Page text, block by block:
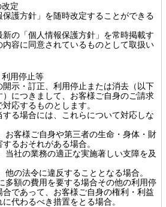
定
護方針」を随時改定することができる
の「個人情報保護方針」を常時掲載す
容に同意されているものとして取扱い
用停止等
示・訂正、利用停止または消去（以下
）につきまして、お客様ご自身のご請求
応するものとします。
る場合には、これらについて対応しな
お客様ご自身や第三者の生命・身体・財
るおそれがある場合。
当社の業務の適正な実施著しい支障を及
の法令に違反することとなる場合。
多額の費用を要する場合その他の利用停
合であって、お客様ご自身の権利・利益
代わるべき措置をとる場合。